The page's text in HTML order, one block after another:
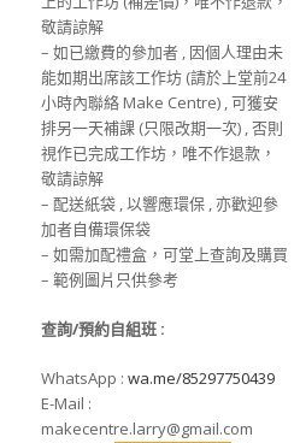
敬請諒解
– 如已繳費的參加者 , 因個人理由未
能如期出席該工作坊 (請於上堂前24
小時內聯絡 Make Centre) , 可獲安
排另一天補課 (只限改期一次) , 否則
視作已完成工作坊，唯不作退款，
敬請諒解
– 配送紙袋 , 以響應環保 , 亦歡迎參
加者自備環保袋
– 如需加配禮盒，可堂上查詢及購買
– 範例圖片只供參考
查詢/預約自組班:
WhatsApp : wa.me/85297750439
E-Mail :
makecentre.larry@gmail.com